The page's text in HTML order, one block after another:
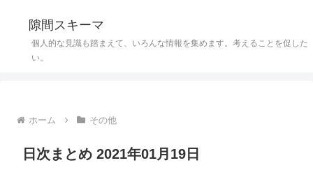
隙間スキーマ
個人的な見識も踏まえて、いろんな情報を集めます。考えることを促した
い。
ホーム その他
日次まとめ 2021年01月19日